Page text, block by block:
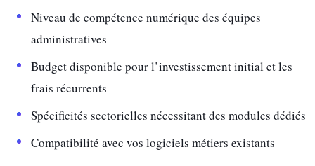
Niveau de compétence numérique des équipes
administratives
Budget disponible pour l’investissement initial et les
frais récurrents
Spécificités sectorielles nécessitant des modules dédiés
Compatibilité avec vos logiciels métiers existants